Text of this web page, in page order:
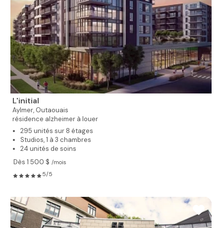
L'initial
Aylmer, Outaouais
résidence alzheimer à louer
295 unités sur 8 étages
Studios, 1 à 3 chambres
24 unités de soins
Dès 1 500 $ /mois
5/5